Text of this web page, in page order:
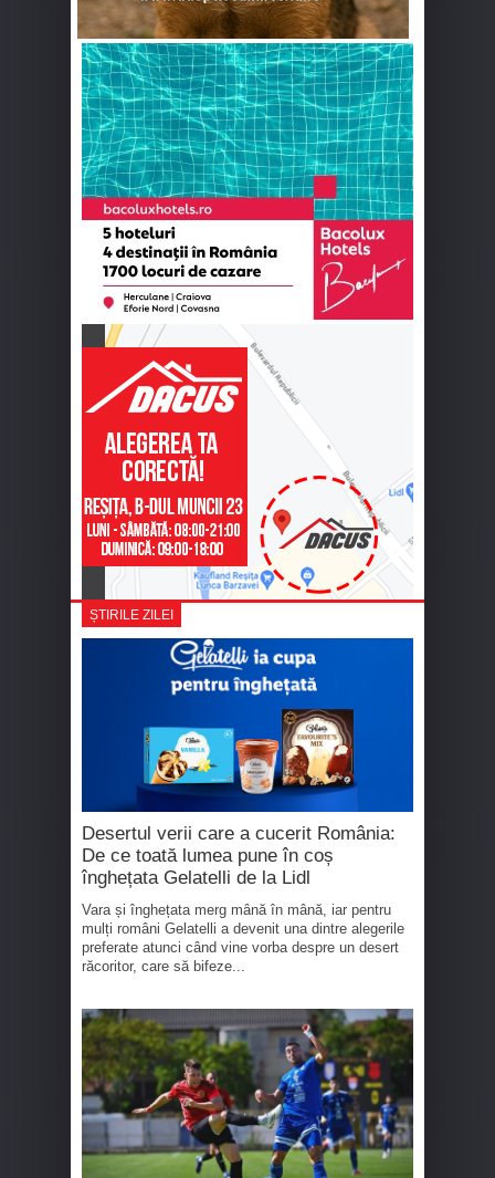
ȘTIRILE ZILEI
Desertul verii care a cucerit România:
De ce toată lumea pune în coș
înghețata Gelatelli de la Lidl
Vara și înghețata merg mână în mână, iar pentru
mulți români Gelatelli a devenit una dintre alegerile
preferate atunci când vine vorba despre un desert
răcoritor, care să bifeze...